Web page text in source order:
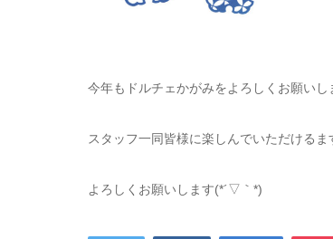
今年もドルチェかがみをよろしくお願い
スタッフ一同皆様に楽しんでいただける
よろしくお願いします(*´▽｀*)